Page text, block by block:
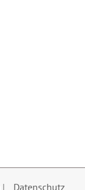
| Datenschutz